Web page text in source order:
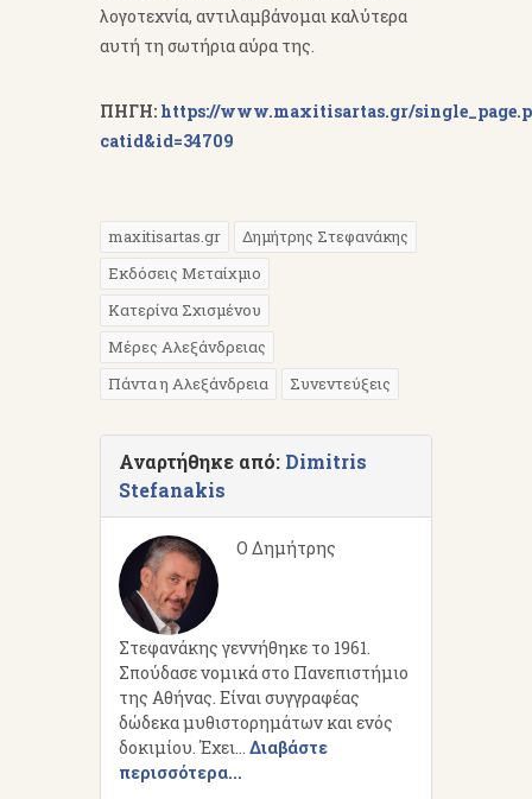
λογοτεχνία, αντιλαμβάνομαι καλύτερα
αυτή τη σωτήρια αύρα της.
ΠΗΓΗ: https://www.maxitisartas.gr/
catid&id=34709
maxitisartas.gr
Δημήτρης Στεφανάκης
Εκδόσεις Μεταίχμιο
Κατερίνα Σχισμένου
Μέρες Αλεξάνδρειας
Πάντα η Αλεξάνδρεια
Συνεντεύξεις
Αναρτήθηκε από: Dimitris
Stefanakis
Ο Δημήτρης
Στεφανάκης γεννήθηκε το 1961.
Σπούδασε νομικά στο Πανεπιστήμιο
της Αθήνας. Είναι συγγραφέας
δώδεκα μυθιστορημάτων και ενός
δοκιμίου. Έχει... Διαβάστε
περισσότερα...